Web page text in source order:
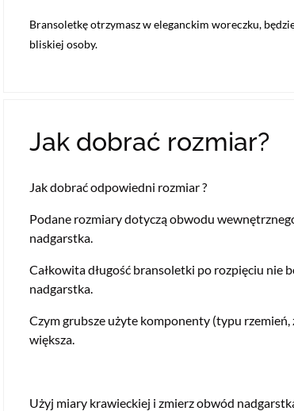
Bransoletkę otrzymasz w eleganckim woreczku,
bliskiej osoby.
Jak dobrać rozmiar?
Jak dobrać odpowiedni rozmiar ?
Podane rozmiary dotyczą obwodu
nadgarstka.
Całkowita długość bransoletki po rozpięciu nie
nadgarstka.
Czym grubsze użyte komponenty (typu
większa.
Użyj miary krawieckiej i zmierz obwód